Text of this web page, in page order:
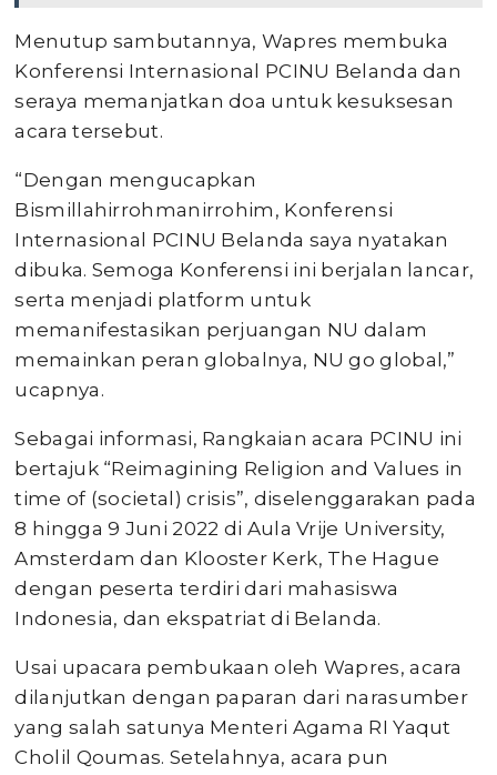
Menutup sambutannya, Wapres membuka
Konferensi Internasional PCINU Belanda dan
seraya memanjatkan doa untuk kesuksesan
acara tersebut.
“Dengan mengucapkan
Bismillahirrohmanirrohim, Konferensi
Internasional PCINU Belanda saya nyatakan
dibuka. Semoga Konferensi ini berjalan lancar,
serta menjadi platform untuk
memanifestasikan perjuangan NU dalam
memainkan peran globalnya, NU go global,”
ucapnya.
Sebagai informasi, Rangkaian acara PCINU ini
bertajuk “Reimagining Religion and Values in
time of (societal) crisis”, diselenggarakan pada
8 hingga 9 Juni 2022 di Aula Vrije University,
Amsterdam dan Klooster Kerk, The Hague
dengan peserta terdiri dari mahasiswa
Indonesia, dan ekspatriat di Belanda.
Usai upacara pembukaan oleh Wapres, acara
dilanjutkan dengan paparan dari narasumber
yang salah satunya Menteri Agama RI Yaqut
Cholil Qoumas. Setelahnya, acara pun